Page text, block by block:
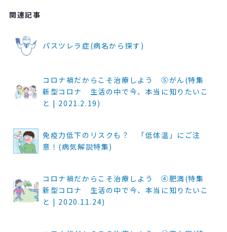
関連記事
パスツレラ症(病名から探す)
コロナ禍だからこそ治療しよう ⑤がん(特集
新型コロナ 生活の中で今、本当に知りたいこ
と | 2021.2.19)
免疫力低下のリスクも？ 「低体温」にご注
意！(病気解説特集)
コロナ禍だからこそ治療しよう ④肥満(特集
新型コロナ 生活の中で今、本当に知りたいこ
と | 2020.11.24)